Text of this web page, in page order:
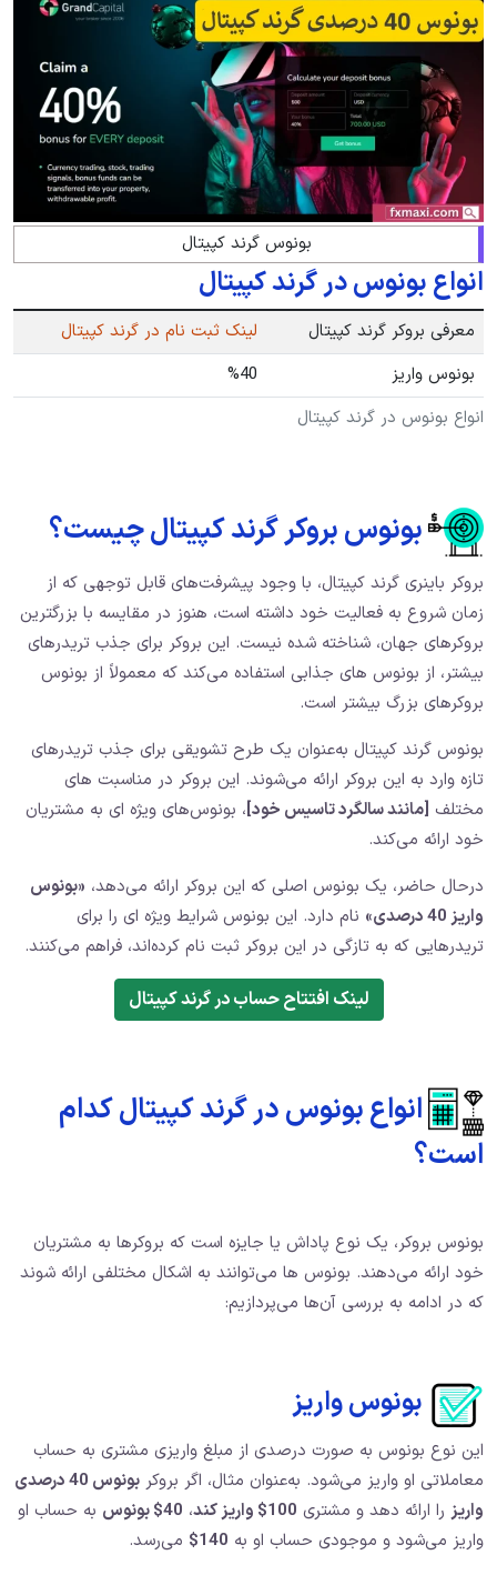
بونوس گرند کپیتال
انواع بونوس در گرند کپیتال
انواع بونوس در گرند کپیتال
معرفی بروکر گرند کپیتال
لینک ثبت نام در گرند کپیتال
بونوس واریز
%40
بونوس بروکر گرند کپیتال چیست؟
بروکر باینری گرند کپیتال، با وجود پیشرفت‌های قابل‌ توجهی که از
زمان شروع به فعالیت خود داشته است، هنوز در مقایسه با بزرگترین
بروکرهای جهان، شناخته‌ شده نیست. این بروکر برای جذب تریدرهای
بیشتر، از بونوس‌ های جذابی استفاده می‌کند که معمولاً از بونوس‌
بروکرهای بزرگ بیشتر است.
بونوس گرند کپیتال به‌عنوان یک طرح تشویقی برای جذب تریدرهای
تازه‌ وارد به این بروکر ارائه می‌شوند. این بروکر در مناسبت‌ های
مختلف [مانند سالگرد تاسیس خود]، بونوس‌های ویژه ای به مشتریان
خود ارائه می‌کند.
درحال‌ حاضر، یک بونوس اصلی که این بروکر ارائه می‌دهد، «بونوس
واریز 40 درصدی»
نام دارد. این بونوس شرایط ویژه ای را برای
تریدرهایی که به‌ تازگی در این بروکر ثبت‌ نام کرده‌اند، فراهم می‌کنند.
لینک افتتاح حساب در گرند کپیتال
انواع بونوس در گرند کپیتال کدام
است؟
بونوس بروکر، یک نوع پاداش یا جایزه است که بروکرها به مشتریان
خود ارائه می‌دهند. بونوس‌ ها می‌توانند به اشکال مختلفی ارائه شوند
که در ادامه به بررسی آن‌ها می‌پردازیم:
بونوس واریز
این نوع بونوس به‌ صورت درصدی از مبلغ واریزی مشتری به حساب
معاملاتی او واریز می‌شود. به‌عنوان مثال، اگر بروکر
بونوس 40 درصدی
واریز را ارائه دهد و مشتری 100$ واریز کند ، 40$ بونوس
به حساب او
واریز می‌شود و موجودی حساب او به 140$ می‌رسد.